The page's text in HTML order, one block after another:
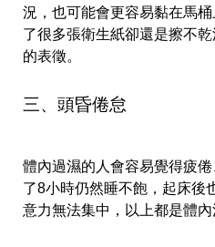
況，也可能會更容易黏在馬
了很多張衛生紙卻還是擦不
的表徵。
三、頭昏倦怠
體內過濕的人會容易覺得疲
了8小時仍然睡不飽，起床後
意力無法集中，以上都是體內